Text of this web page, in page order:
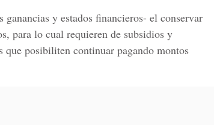
y estados financieros- el conservar
para lo cual requieren de subsidios y
que posibiliten continuar pagando montos